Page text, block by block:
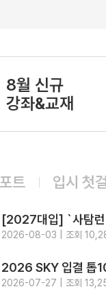
8월 신규
강좌&교재
트 입시 첫
2026-08-03 | 조회
2026-07-27 | 조회